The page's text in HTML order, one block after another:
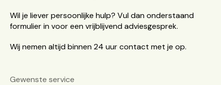
Wil je liever persoonlijke hulp? Vul dan onderstaand
formulier in voor een vrijblijvend adviesgesprek.
Wij nemen altijd binnen 24 uur contact met je op.
Gewenste service